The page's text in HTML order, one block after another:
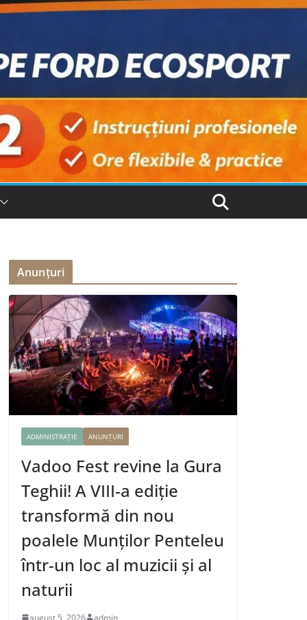
Anunțuri
ADMINISTRAȚIE ANUNȚURI
Vadoo Fest revine la Gura
Teghii! A VIII-a ediție
transformă din nou
poalele Munților Penteleu
într-un loc al muzicii și al
naturii
august 5, 2026 admin